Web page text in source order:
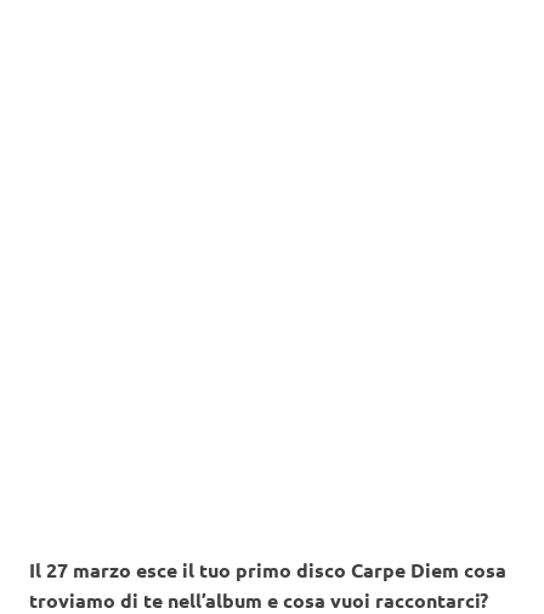
Il 27 marzo esce il tuo primo disco Carpe Diem cosa
troviamo di te nell’album e cosa vuoi raccontarci?